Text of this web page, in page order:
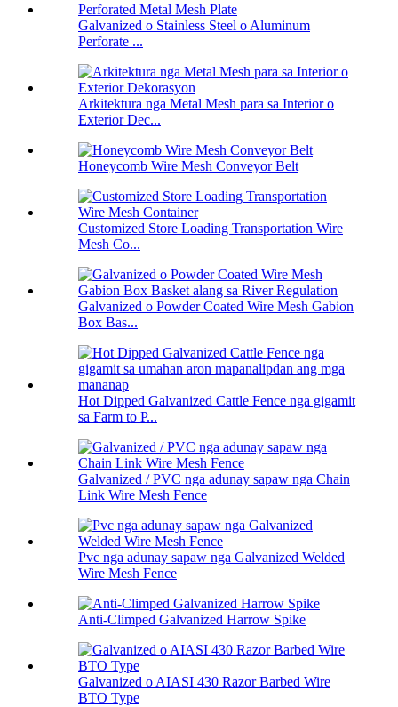
Galvanized o Stainless Steel o Aluminum
Perforate ...
Arkitektura nga Metal Mesh para sa Interior o
Exterior Dec...
Honeycomb Wire Mesh Conveyor Belt
Customized Store Loading Transportation Wire
Mesh Co...
Galvanized o Powder Coated Wire Mesh Gabion
Box Bas...
Hot Dipped Galvanized Cattle Fence nga gigamit
sa Farm to P...
Galvanized / PVC nga adunay sapaw nga Chain
Link Wire Mesh Fence
Pvc nga adunay sapaw nga Galvanized Welded
Wire Mesh Fence
Anti-Climped Galvanized Harrow Spike
Galvanized o AIASI 430 Razor Barbed Wire
BTO Type